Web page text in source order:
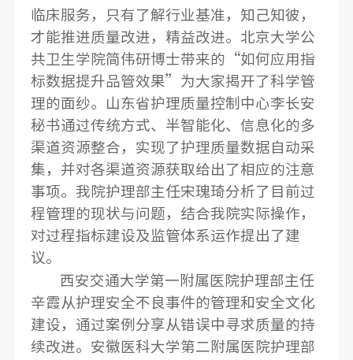
临床服务，只有了解行业基准，知己知彼，
才能推进质量改进，精益改进。北京大学公
共卫生学院简伟研博士带来的“如何应用指
标数据提升品管效果”为大家揭开了科学管
理的面纱。山东省护理质量控制中心李长安
秘书通过传统方式、半智能化、信息化的多
渠道资源整合，实现了护理质量数据自动采
集，并对各渠道资源获取给出了相应的注意
事项。我院护理部主任宋瑰琦分析了目前过
程管理的现状与问题，结合我院实际操作，
对过程指标建设及监管体系运作提出了建
议。
西安交通大学第一附属医院护理部主任
辛霞从护理安全不良事件的管理和安全文化
建设，通过案例分享从错误中寻求质量的持
续改进。安徽医科大学第二附属医院护理部